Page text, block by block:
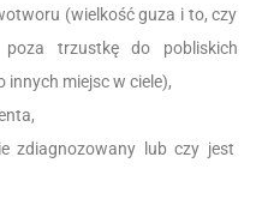
(wielkość guza i to, czy
poza trzustkę do pobliskich
innych miejsc w ciele),
zdiagnozowany lub czy jest